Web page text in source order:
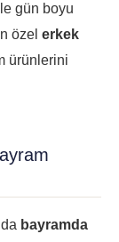
gün boyu
özel erkek
ürünlerini
bayramda